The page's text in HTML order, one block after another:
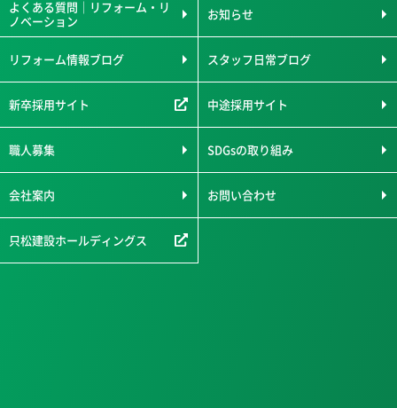
よくある質問｜リフォーム・リ
ノベーション
お知らせ
リフォーム情報ブログ スタッフ日常ブログ
新卒採用サイト 中途採用サイト
職人募集 SDGsの取り組み
会社案内 お問い合わせ
只松建設ホールディングス